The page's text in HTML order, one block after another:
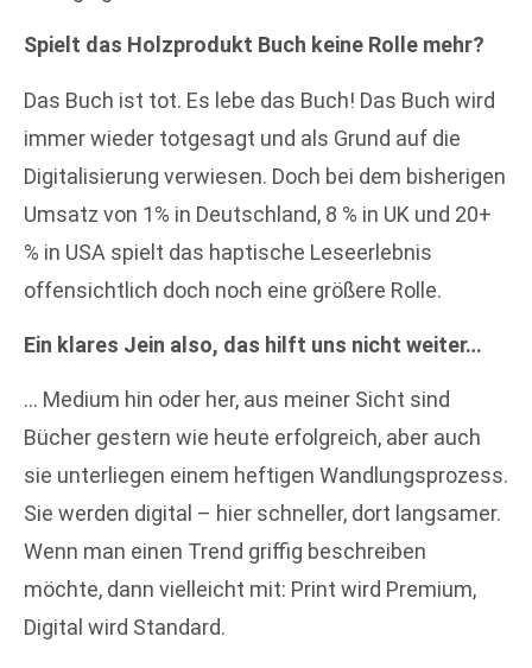
Spielt das Holzprodukt Buch keine Rolle mehr?
Das Buch ist tot. Es lebe das Buch! Das Buch wird
immer wieder totgesagt und als Grund auf die
Digitalisierung verwiesen. Doch bei dem bisherigen
Umsatz von 1% in Deutschland, 8 % in UK und 20+
% in USA spielt das haptische Leseerlebnis
offensichtlich doch noch eine größere Rolle.
Ein klares Jein also, das hilft uns nicht weiter…
… Medium hin oder her, aus meiner Sicht sind
Bücher gestern wie heute erfolgreich, aber auch
sie unterliegen einem heftigen Wandlungsprozess.
Sie werden digital – hier schneller, dort langsamer.
Wenn man einen Trend griffig beschreiben
möchte, dann vielleicht mit: Print wird Premium,
Digital wird Standard.